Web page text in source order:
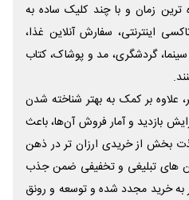
ترین زمان و با چند کلیک ساده به
اینترنتی، سفارش آنلاین غذا،
گردشگری، مد و پوشاک، کتاب
علاوه بر کمک به بهتر شناخته شدن
بازدید و آمار فروش آن‌ها، باعث
بخش از خریدی ارزان تر در ذهن
های تبلیغی و تخفیفی ضمن جذب
به خرید مجدد شده و توسعه و رونق